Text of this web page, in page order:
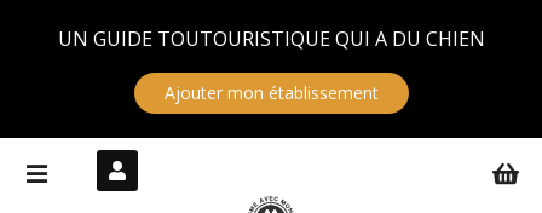
UN GUIDE TOUTOURISTIQUE QUI A DU CHIEN
Ajouter mon établissement